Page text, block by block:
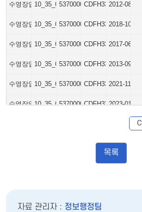
수영장업 10_35_01_P5370000 2012-08-13
수영장업 10_35_01_P5370000 2018-10-01
수영장업 10_35_01_P5370000 2017-06-14
수영장업 10_35_01_P5370000 2013-09-30
수영장업 10_35_01_P5370000 2021-11-01
수영장업10_35_01_P5370000 2023-01-12
목록
자료 관리자 : 정보행정팀